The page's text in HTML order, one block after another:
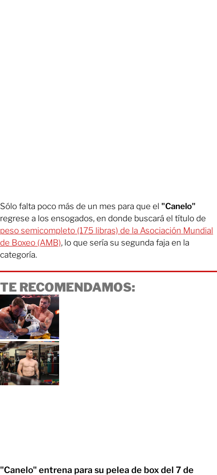
Sólo falta poco más de un mes para que el "Canelo"
regrese a los ensogados, en donde buscará el título de
peso semicompleto (175 libras) de la Asociación Mundial
de Boxeo (AMB), lo que sería su segunda faja en la
categoría.
TE RECOMENDAMOS:
"Canelo" entrena para su pelea de box del 7 de